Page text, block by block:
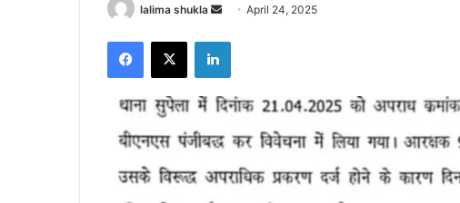
lalima shukla
Send April 24, 2025
Facebook
X LinkedIn